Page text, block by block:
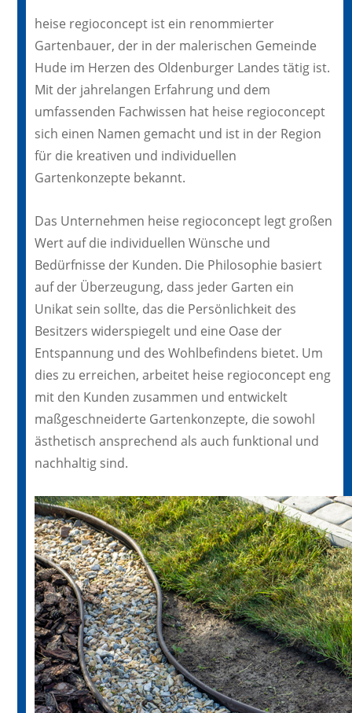
heise regioconcept ist ein renommierter
Gartenbauer, der in der malerischen Gemeinde
Hude im Herzen des Oldenburger Landes tätig ist.
Mit der jahrelangen Erfahrung und dem
umfassenden Fachwissen hat heise regioconcept
sich einen Namen gemacht und ist in der Region
für die kreativen und individuellen
Gartenkonzepte bekannt.
Das Unternehmen heise regioconcept legt großen
Wert auf die individuellen Wünsche und
Bedürfnisse der Kunden. Die Philosophie basiert
auf der Überzeugung, dass jeder Garten ein
Unikat sein sollte, das die Persönlichkeit des
Besitzers widerspiegelt und eine Oase der
Entspannung und des Wohlbefindens bietet. Um
dies zu erreichen, arbeitet heise regioconcept eng
mit den Kunden zusammen und entwickelt
maßgeschneiderte Gartenkonzepte, die sowohl
ästhetisch ansprechend als auch funktional und
nachhaltig sind.